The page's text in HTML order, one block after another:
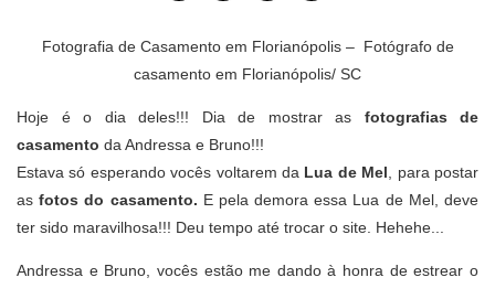
Fotografia de Casamento em Florianópolis – Fotógrafo de
casamento em Florianópolis/ SC
Hoje é o dia deles!!! Dia de mostrar as fotografias de
casamento da Andressa e Bruno!!!
Estava só esperando vocês voltarem da Lua de Mel , para postar
asfotos do casamento. E pela demora essa Lua de Mel, deve
ter sido maravilhosa!!! Deu tempo até trocar o site. Hehehe...
Andressa e Bruno, vocês estão me dando à honra de estrear o